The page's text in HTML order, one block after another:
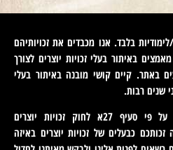
בלבד. אנו מכבדים את זכויותיהם
באיתור בעלי זכויות יוצרים לצורך
באתר. קיים קושי מובנה באיתור בעלי
שנים רבות.
השימוש בזכויות היוצרים נעשה על פי סעיף 27א לחוק זכויות יוצרים
זכותכם כבעלים של זכויות יוצרים באיזה